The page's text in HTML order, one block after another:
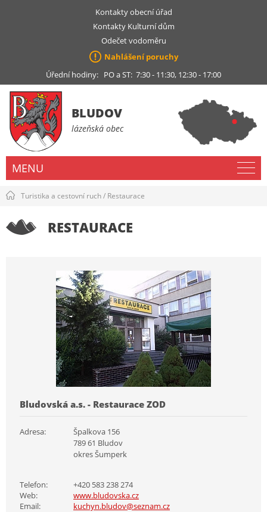
Kontakty obecní úřad
Kontakty Kulturní dům
Odečet vodoměru
Nahlášení poruchy
Úřední hodiny: PO a ST: 7:30 - 11:30, 12:30 - 17:00
BLUDOV
lázeňská obec
MENU
Turistika a cestovní ruch/ Restaurace
RESTAURACE
Bludovská a.s. - Restaurace ZOD
Adresa:
Špalkova 156
789 61 Bludov
okres Šumperk
Telefon:
+420 583 238 274
Web:
www.bludovska.cz
Email:
kuchyn.bludov@seznam.cz